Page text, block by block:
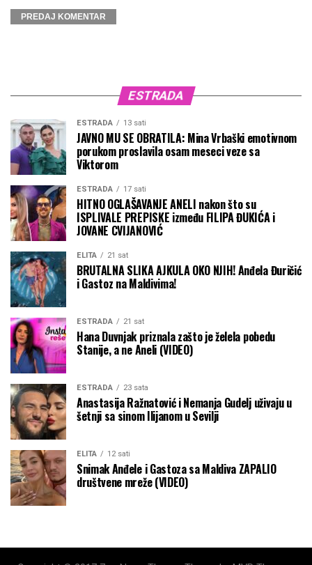
ESTRADA
ESTRADA 13 sati
JAVNO MU SE OBRATILA: Mina Vrbaški emotivnom
porukom proslavila osam meseci veze sa
Viktorom
ESTRADA 17 sati
HITNO OGLAŠAVANJE ANELI nakon što su
ISPLIVALE PREPISKE između FILIPA ĐUKIĆA i
JOVANE CVIJANOVIĆ
ELITA 21 sat
BRUTALNA SLIKA AJKULA OKO NJIH! Anđela Đuričić
i Gastoz na Maldivima!
ESTRADA 21 sat
Hana Duvnjak priznala zašto je želela pobedu
Stanije, a ne Aneli (VIDEO)
ESTRADA 23 sata
Anastasija Ražnatović i Nemanja Gudelj uživaju u
šetnji sa sinom Ilijanom u Sevilji
ELITA 12 sati
Snimak Anđele i Gastoza sa Maldiva ZAPALIO
društvene mreže (VIDEO)